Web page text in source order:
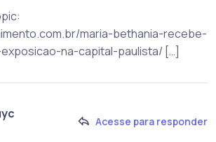
maria-bethania-recebe-
na-capital-paulista/ […]
Acesse para responder